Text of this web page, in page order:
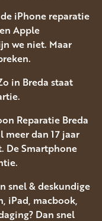
iPhone reparatie
Apple
we niet. Maar
in Breda staat
Reparatie Breda
dan 17 jaar
De Smartphone
snel & deskundige
iPad, macbook,
Dan snel